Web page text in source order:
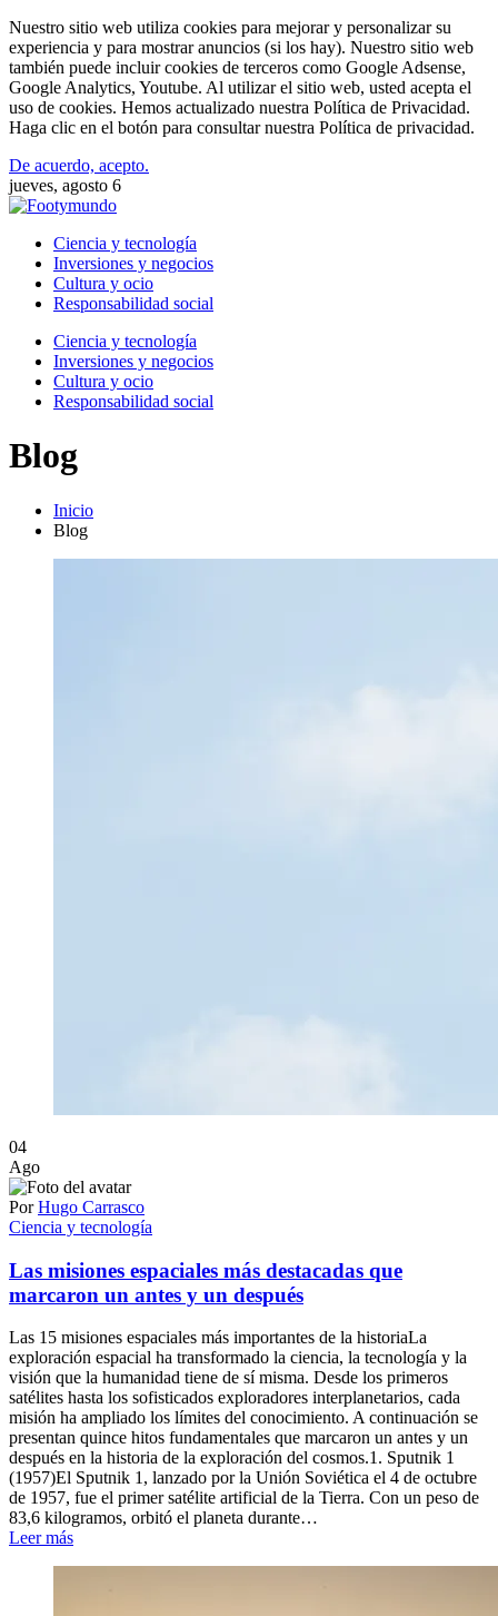
Nuestro sitio web utiliza cookies para mejorar y personalizar su
experiencia y para mostrar anuncios (si los hay). Nuestro sitio web
también puede incluir cookies de terceros como Google Adsense,
Google Analytics, Youtube. Al utilizar el sitio web, usted acepta el
uso de cookies. Hemos actualizado nuestra Política de Privacidad.
Haga clic en el botón para consultar nuestra Política de privacidad.
De acuerdo, acepto.
jueves, agosto 6
Ciencia y tecnología
Inversiones y negocios
Cultura y ocio
Responsabilidad social
Ciencia y tecnología
Inversiones y negocios
Cultura y ocio
Responsabilidad social
Blog
Inicio
Blog
04
Ago
PorHugo Carrasco
Ciencia y tecnología
Las misiones espaciales más destacadas que
marcaron un antes y un después
Las 15 misiones espaciales más importantes de la historiaLa
exploración espacial ha transformado la ciencia, la tecnología y la
visión que la humanidad tiene de sí misma. Desde los primeros
satélites hasta los sofisticados exploradores interplanetarios, cada
misión ha ampliado los límites del conocimiento. A continuación se
presentan quince hitos fundamentales que marcaron un antes y un
después en la historia de la exploración del cosmos.1. Sputnik 1
(1957)El Sputnik 1, lanzado por la Unión Soviética el 4 de octubre
de 1957, fue el primer satélite artificial de la Tierra. Con un peso de
83,6 kilogramos, orbitó el planeta durante…
Leer más